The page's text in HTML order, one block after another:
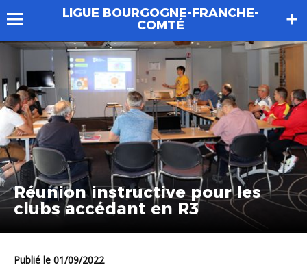
LIGUE BOURGOGNE-FRANCHE-
COMTÉ
Réunion instructive pour les
clubs accédant en R3
Publié le 01/09/2022